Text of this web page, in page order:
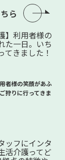
ら
者様の笑顔があふ
狩りに行ってきま